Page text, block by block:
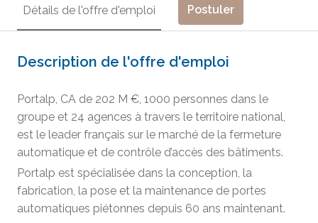
Détails de l'offre d'emploi Postuler
Description de l'offre d'emploi
Portalp, CA de 202 M €, 1000 personnes dans le
groupe et 24 agences à travers le territoire national,
est le leader français sur le marché de la fermeture
automatique et de contrôle d’accès des bâtiments.
Portalp est spécialisée dans la conception, la
fabrication, la pose et la maintenance de portes
automatiques piétonnes depuis 60 ans maintenant.